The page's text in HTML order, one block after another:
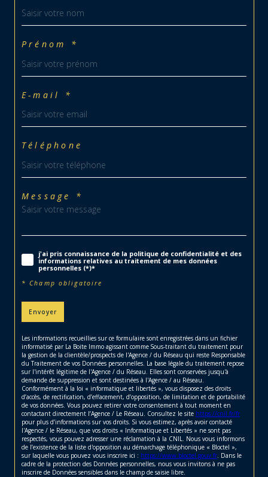
Prénom *
E-mail *
Téléphone
Message *
j'ai pris connaissance de la politique de confidentialité et des
informations relatives au traitement de mes données
personnelles (*)*
* Champ obligatoire
Envoyer
Les informations recueillies sur ce formulaire sont enregistrées dans un fichier
informatisé par La Boite Immo agissant comme Sous-traitant du traitement pour
la gestion de la clientèle/prospects de l'Agence / du Réseau qui reste Responsable
du Traitement de vos Données personnelles. La base légale du traitement repose
sur l'intérêt légitime de l'Agence / du Réseau. Elles sont conservées jusqu'à
demande de suppression et sont destinées à l'Agence / au Réseau.
Conformément à la loi « informatique et libertés », vous disposez des droits
d’accès, de rectification, d’effacement, d’opposition, de limitation et de portabilité
de vos données. Vous pouvez retirer votre consentement à tout moment en
contactant directement l’Agence / Le Réseau. Consultez le site https://cnil.fr/fr
pour plus d’informations sur vos droits. Si vous estimez, après avoir contacté
l'Agence / le Réseau, que vos droits « Informatique et Libertés » ne sont pas
respectés, vous pouvez adresser une réclamation à la CNIL. Nous vous informons
de l’existence de la liste d'opposition au démarchage téléphonique « Bloctel »,
sur laquelle vous pouvez vous inscrire ici : https://www.bloctel.gouv.fr . Dans le
cadre de la protection des Données personnelles, nous vous invitons à ne pas
inscrire de Données sensibles dans le champ de saisie libre.